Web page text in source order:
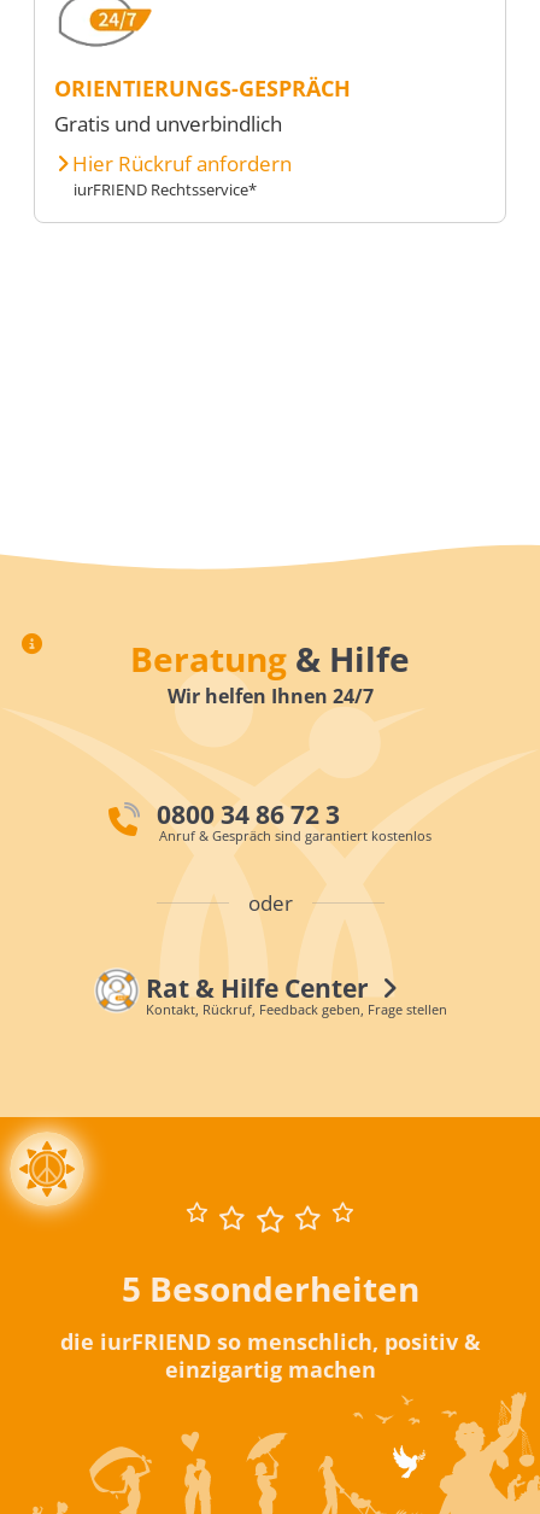
ORIENTIERUNGS-GESPRÄCH
Gratis und unverbindlich
Hier Rückruf anfordern
iurFRIEND Rechtsservice*
Beratung & Hilfe
Wir helfen Ihnen 24/7
0800 34 86 72 3
Anruf & Gespräch sind garantiert kostenlos
oder
Rat & Hilfe Center
Kontakt, Rückruf, Feedback geben, Frage stellen
5 Besonderheiten
die iurFRIEND so menschlich, positiv &
einzigartig machen